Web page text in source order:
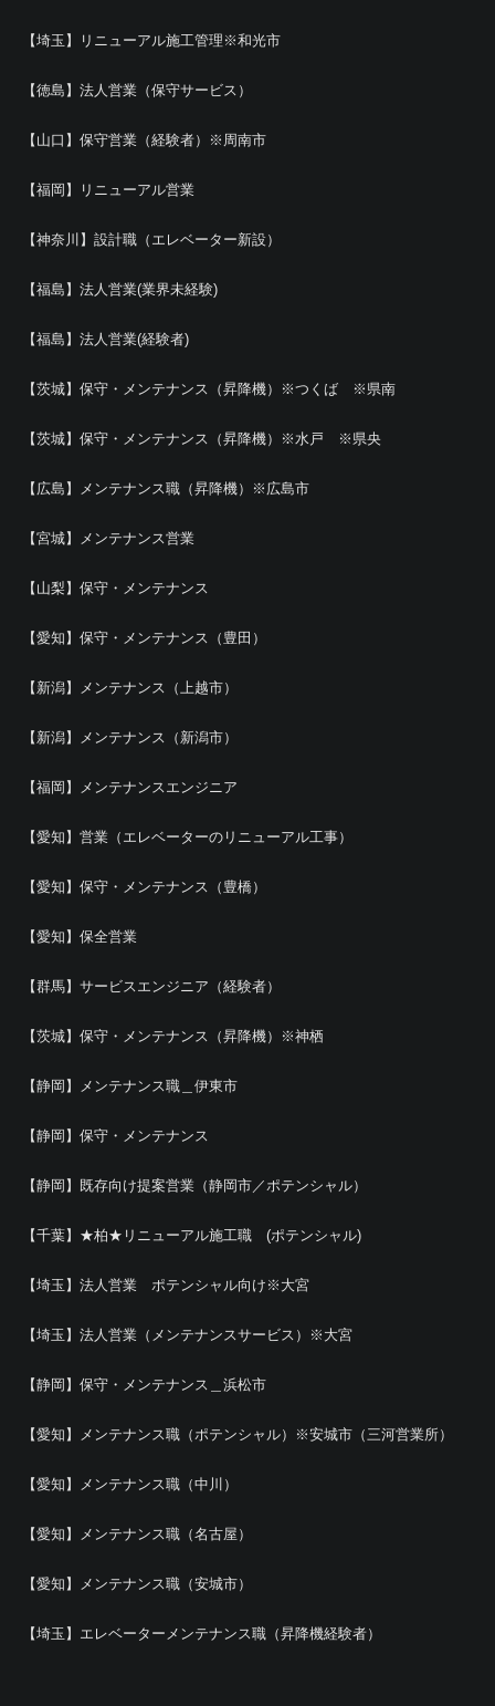
【埼玉】リニューアル施工管理※和光市
【徳島】法人営業（保守サービス）
【山口】保守営業（経験者）※周南市
【福岡】リニューアル営業
【神奈川】設計職（エレベーター新設）
【福島】法人営業(業界未経験)
【福島】法人営業(経験者)
【茨城】保守・メンテナンス（昇降機）※つくば ※県南
【茨城】保守・メンテナンス（昇降機）※水戸 ※県央
【広島】メンテナンス職（昇降機）※広島市
【宮城】メンテナンス営業
【山梨】保守・メンテナンス
【愛知】保守・メンテナンス（豊田）
【新潟】メンテナンス（上越市）
【新潟】メンテナンス（新潟市）
【福岡】メンテナンスエンジニア
【愛知】営業（エレベーターのリニューアル工事）
【愛知】保守・メンテナンス（豊橋）
【愛知】保全営業
【群馬】サービスエンジニア（経験者）
【茨城】保守・メンテナンス（昇降機）※神栖
【静岡】メンテナンス職＿伊東市
【静岡】保守・メンテナンス
【静岡】既存向け提案営業（静岡市／ポテンシャル）
【千葉】★柏★リニューアル施工職 (ポテンシャル)
【埼玉】法人営業 ポテンシャル向け※大宮
【埼玉】法人営業（メンテナンスサービス）※大宮
【静岡】保守・メンテナンス＿浜松市
【愛知】メンテナンス職（ポテンシャル）※安城市（三河営業所）
【愛知】メンテナンス職（中川）
【愛知】メンテナンス職（名古屋）
【愛知】メンテナンス職（安城市）
【埼玉】エレベーターメンテナンス職（昇降機経験者）